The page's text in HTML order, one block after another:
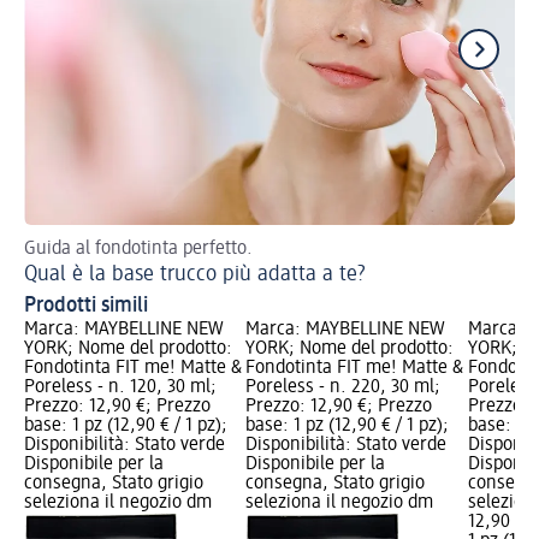
Guida al fondotinta perfetto.
Qual è la base trucco più adatta a te?
Prodotti simili
Marca: MAYBELLINE NEW
YORK; Nome del prodotto:
Fondotinta FIT me! Matte &
Poreless - n. 120, 30 ml;
Prezzo: 12,90 €; Prezzo
base: 1 pz (12,90 € / 1 pz);
Disponibilità: Stato verde
Disponibile per la
consegna, Stato grigio
seleziona il negozio dm
Marca: MAYBELLINE NEW
YORK; Nome del prodotto:
Fondotinta FIT me! Matte &
Poreless - n. 220, 30 ml;
Prezzo: 12,90 €; Prezzo
base: 1 pz (12,90 € / 1 pz);
Disponibilità: Stato verde
Disponibile per la
consegna, Stato grigio
seleziona il negozio dm
Marca:
YORK;
Prezzo:
base: 1
12,90 €